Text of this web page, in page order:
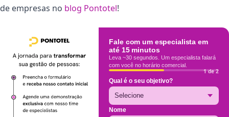
de empresas no blog Pontotel!
Fale com um especialista em
até 15 minutos
Leva ~30 segundos. Um especialista falará
com você no horário comercial.
1 de 2
Qual é o seu objetivo?
Nome